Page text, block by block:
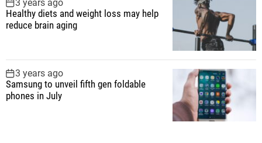
3 years ago
Healthy diets and weight loss may help
reduce brain aging
3 years ago
Samsung to unveil fifth gen foldable
phones in July